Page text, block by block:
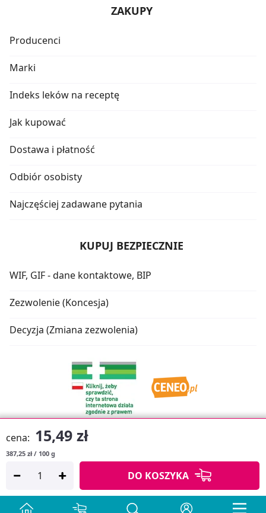
cena: 15,49 zł
387,25 zł / 100 g
DO KOSZYKA
ZAKUPY
Producenci
Marki
Indeks leków na receptę
Jak kupować
Dostawa i płatność
Odbiór osobisty
Najczęściej zadawane pytania
KUPUJ BEZPIECZNIE
WIF, GIF - dane kontaktowe, BIP
Zezwolenie (Koncesja)
Decyzja (Zmiana zezwolenia)
Copyright © 2026
APTUSSHOP
Projekt strony: MEDICARE.PL iAPTUS.PL